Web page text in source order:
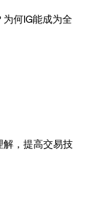
何IG能成为全
解，提高交易技